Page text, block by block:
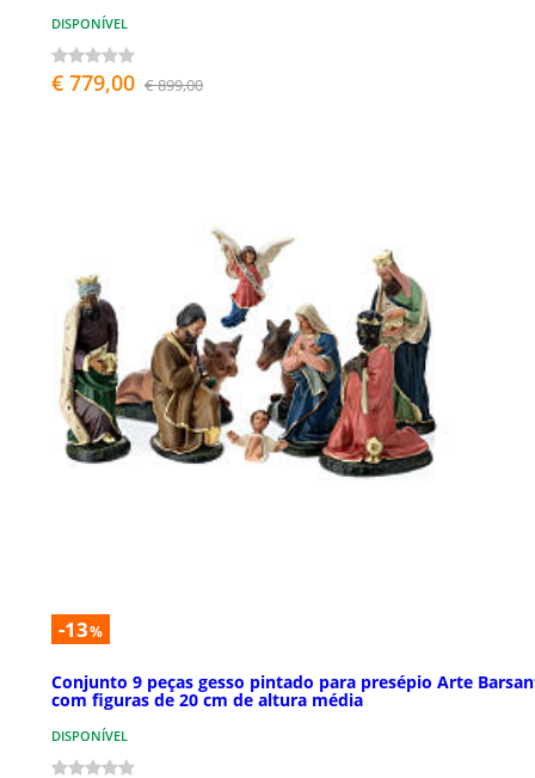
DISPONÍVEL
€ 779,00 € 899,00
-13%
Conjunto 9 peças gesso pintado para presépio Arte
com figuras de 20 cm de altura média
DISPONÍVEL